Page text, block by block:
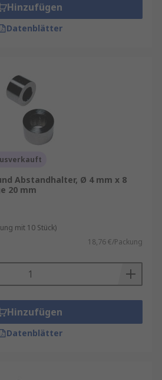
Hinzufügen
Datenblätter
Abstandhalter, Ø 4 mm x 8
20 mm
mit 10 Stück)
18,76 €/Packung
Hinzufügen
Datenblätter